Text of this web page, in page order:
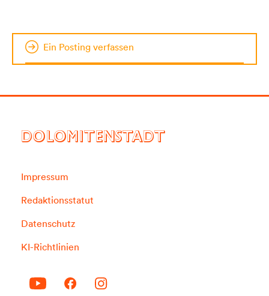
Ein Posting verfassen
DOLOMITENSTADT
Impressum
Redaktionsstatut
Datenschutz
KI-Richtlinien